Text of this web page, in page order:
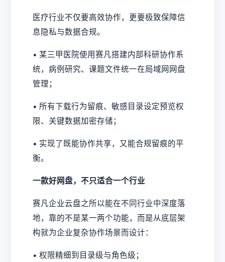
医疗行业不仅要高效协作，更要极致保障信
息隐私与数据合规。
• 某三甲医院使用赛凡搭建内部科研协作系
统，病例研究、课题文件统一在局域网网盘
管理；
• 所有下载行为留痕、敏感目录设定预览权
限、关键数据加密存储；
• 实现了既能协作共享，又能合规留痕的平
衡。
一款好网盘，不只适合一个行业
赛凡企业云盘之所以能在不同行业中深度落
地，靠的不是某一两个功能，而是从底层架
构就为企业复杂协作场景而设计：
• 权限精细到目录级与角色级；